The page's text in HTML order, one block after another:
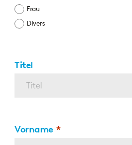
Frau
Divers
Titel
Vorname